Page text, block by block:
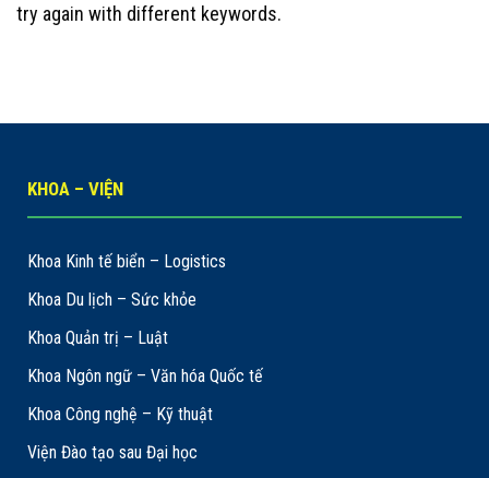
try again with different keywords.
KHOA – VIỆN
Khoa Kinh tế biển – Logistics
Khoa Du lịch – Sức khỏe
Khoa Quản trị – Luật
Khoa Ngôn ngữ – Văn hóa Quốc tế
Khoa Công nghệ – Kỹ thuật
Viện Đào tạo sau Đại học